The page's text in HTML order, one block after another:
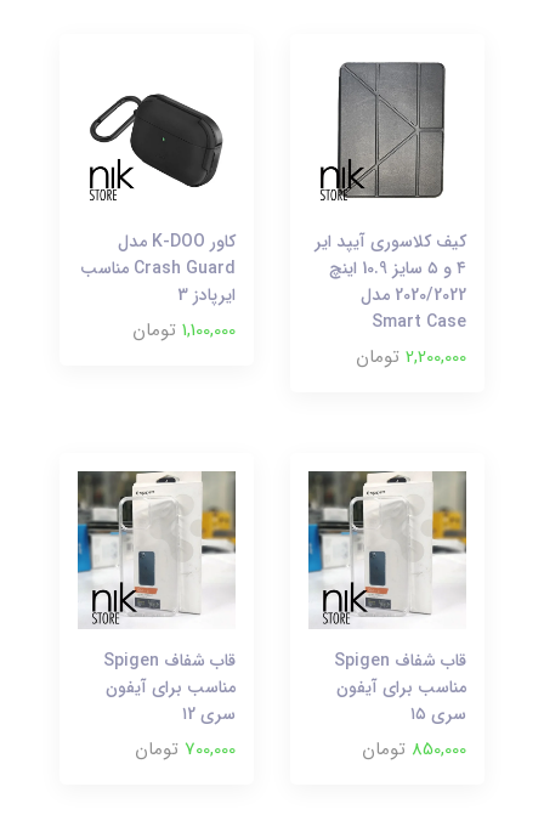
کیف کلاسوری آیپد ایر
۴ و ۵ سایز 10.9 اینچ
2020/2022 مدل
Smart Case
2,200,000 تومان
کاور K-DOO مدل
Crash Guard مناسب
ایرپادز 3
1,100,000 تومان
قاب شفاف Spigen
مناسب برای آیفون
سری ۱۵
850,000 تومان
قاب شفاف Spigen
مناسب برای آیفون
سری ۱2
700,000 تومان